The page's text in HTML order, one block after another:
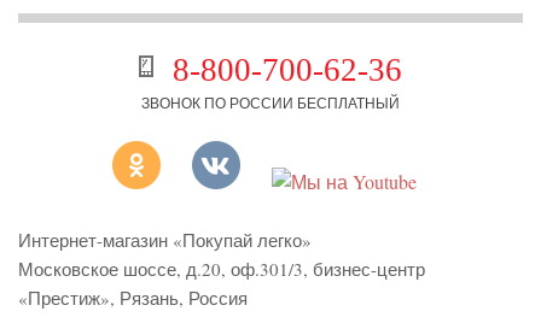
8-800-700-62-36
ЗВОНОК ПО РОССИИ БЕСПЛАТНЫЙ
Интернет-магазин «Покупай легко»
Московское шоссе, д.20, оф.301/3, бизнес-центр
«Престиж», Рязань, Россия